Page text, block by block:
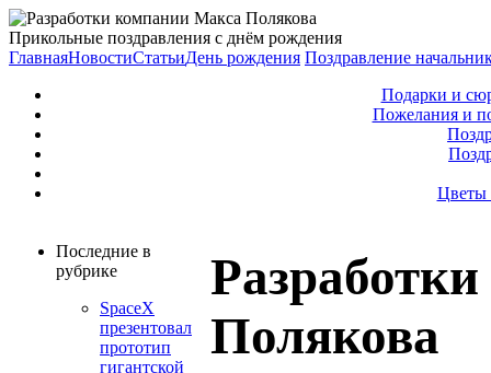
Прикольные поздравления с днём рождения
ГлавнаяНовостиСтатьиДень рождения Поздравление
Подарки и
Пожелания и
Цветы
Последние в
рубрике
SpaceX
презентовал
прототип
гигантской
Полякова